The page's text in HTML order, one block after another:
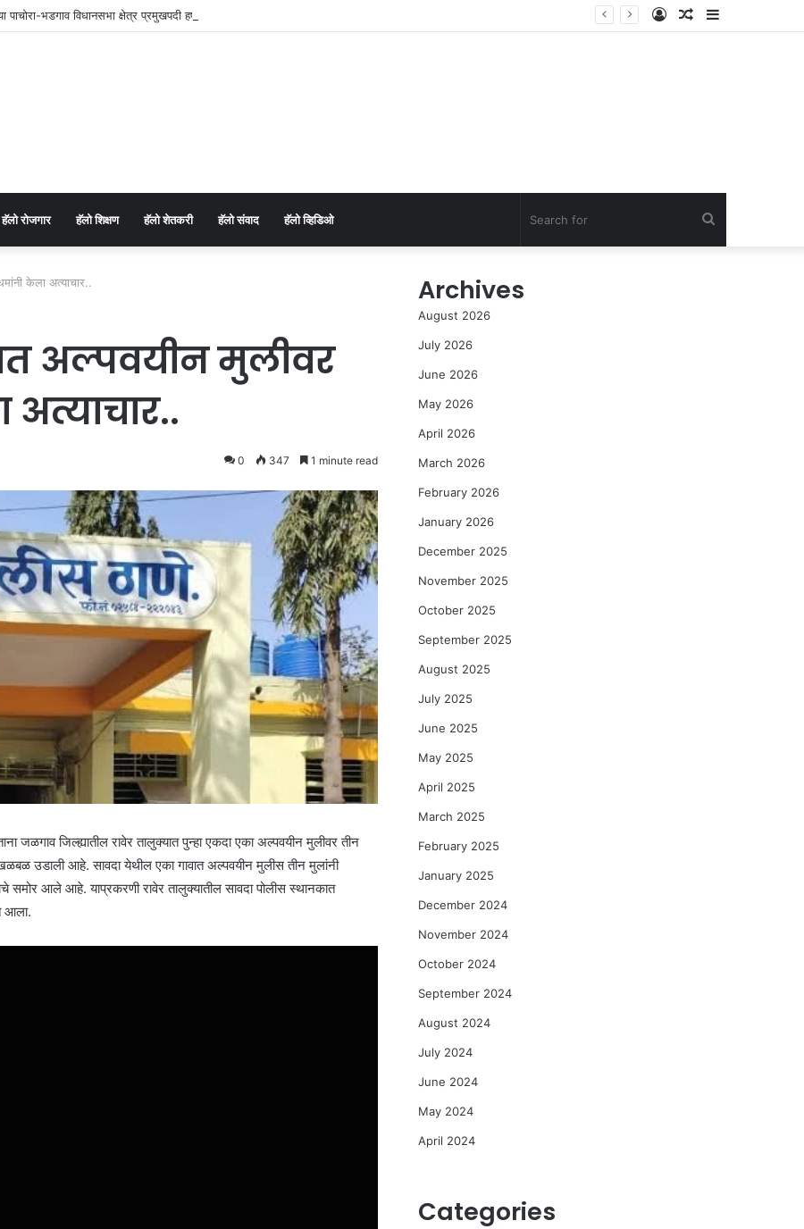
पाचोरा-भडगाव विधानसभा क्षेत्र प्रमुखपदी हर्षल पाटील यांची नियुक्ती. Sidebar
Random
Log
⁠हॅलो रोजगार हॅलो शिक्षण ⁠हॅलो शेतकरी ⁠हॅलो संवाद ⁠हॅलो व्हिडिओ
केला अत्याचार..
अल्पवयीन मुलीवर
0 347 1 minute read
जळगाव जिल्ह्यातील रावेर तालुक्यात पुन्हा एकदा एका अल्पवयीन मुलीवर तीन
उडाली आहे. सावदा येथील एका गावात अल्पवयीन मुलीस तीन मुलांनी
आले आहे. याप्रकरणी रावेर तालुक्यातील सावदा पोलीस स्थानकात
आला.
Archives
August 2026
July 2026
June 2026
May 2026
April 2026
March 2026
February 2026
January 2026
December 2025
November 2025
October 2025
September 2025
August 2025
July 2025
June 2025
May 2025
April 2025
March 2025
February 2025
January 2025
December 2024
November 2024
October 2024
September 2024
August 2024
July 2024
June 2024
May 2024
April 2024
Categories